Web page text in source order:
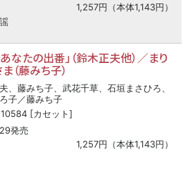
1,257円（本体1,143円）
なたの出番」（鈴木正夫他）／まり
（藤みち子）
、藤みち子、武花千草、石垣まさひろ、
子／藤みち子
[カセット]
発売
1,257円（本体1,143円）